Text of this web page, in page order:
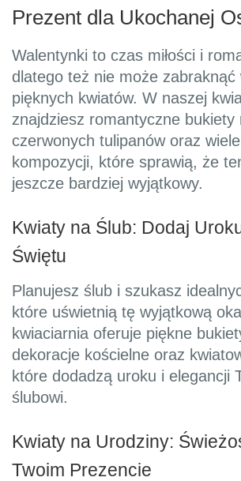
Prezent dla Ukochanej
Walentynki to czas miłości i
dlatego też nie może zabraknąć
pięknych kwiatów. W naszej
znajdziesz romantyczne bukiety
czerwonych tulipanów oraz
kompozycji, które sprawią, że
jeszcze bardziej wyjątkowy.
Kwiaty na Ślub: Dodaj
Świętu
Planujesz ślub i szukasz
które uświetnią tę wyjątkową
kwiaciarnia oferuje piękne
dekoracje kościelne oraz
które dodadzą uroku i elegancji
ślubowi.
Kwiaty na Urodziny:
Twoim Prezencie